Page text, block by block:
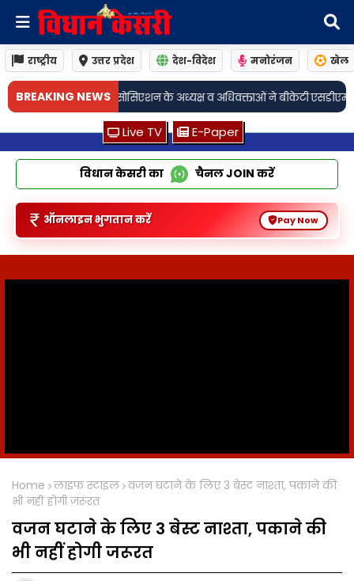
राष्ट्रीय उत्तर प्रदेश देश-विदेश मनोरंजन खेल
BREAKING NEWS
व अधिवक्ताओं ने बीकेटी एसडीएम को सौंपा ज्ञापन• लखनऊः सैरपुर पुलिस ने
Live TV E-Paper
विधान केसरी का चैनलJOIN करें
ऑनलाइन भुगतान करें Pay Now
Home लाइफ स्टाइल वजन घटाने के लिए 3 बेस्ट नाश्ता, पकाने की
भी नहीं होगी जरूरत
वजन घटाने के लिए 3 बेस्ट नाश्ता, पकाने की
भी नहीं होगी जरूरत